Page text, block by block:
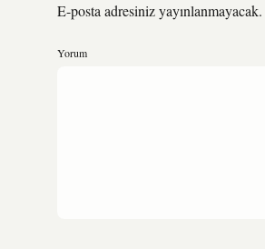
E-posta adresiniz yayınlanmayacak.
Yorum